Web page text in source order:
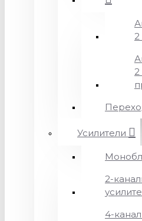
2
2
Усилители
2-
4-